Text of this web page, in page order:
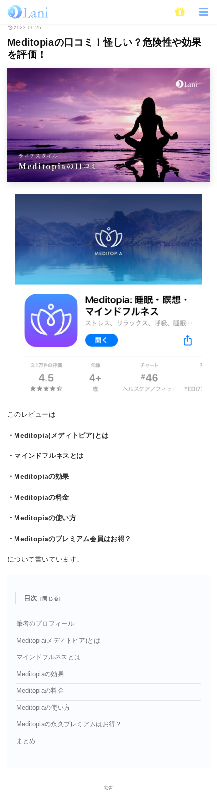
ホーム ライフスタイル Meditopiaの口コミ！怪しい？危険性や効果を評価
2023.01.25
Meditopiaの口コミ！怪しい？危険性や効果
を評価！
このレビューは
・Meditopia(メディトピア)とは
・マインドフルネスとは
・Meditopiaの効果
・Meditopiaの料金
・Meditopiaの使い方
・Meditopiaのプレミアム会員はお得？
について書いています。
目次
筆者のプロフィール
Meditopia(メディトピア)とは
マインドフルネスとは
Meditopiaの効果
Meditopiaの料金
Meditopiaの使い方
Meditopiaの永久プレミアムはお得？
まとめ
広告